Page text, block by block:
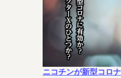
ニコチンが新型コロ